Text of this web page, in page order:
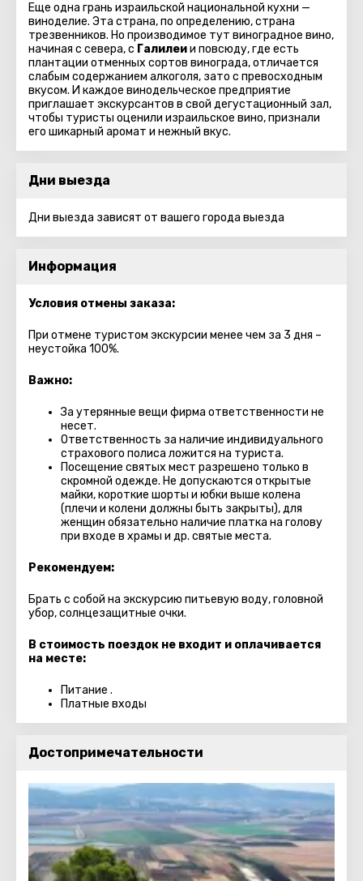
Еще одна грань израильской национальной кухни —
виноделие. Эта страна, по определению, страна
трезвенников. Но производимое тут виноградное вино,
начиная с севера, с Галилеии повсюду, где есть
плантации отменных сортов винограда, отличается
слабым содержанием алкоголя, зато с превосходным
вкусом. И каждое винодельческое предприятие
приглашает экскурсантов в свой дегустационный зал,
чтобы туристы оценили израильское вино, признали
его шикарный аромат и нежный вкус.
Дни выезда
Дни выезда зависят от вашего города выезда
Информация
Условия отмены заказа:
При отмене туристом экскурсии менее чем за 3 дня –
неустойка 100%.
Важно:
За утерянные вещи фирма ответственности не
несет.
Ответственность за наличие индивидуального
страхового полиса ложится на туриста.
Посещение святых мест разрешено только в
скромной одежде. Не допускаются открытые
майки, короткие шорты и юбки выше колена
(плечи и колени должны быть закрыты), для
женщин обязательно наличие платка на голову
при входе в храмы и др. святые места.
Рекомендуем:
Брать с собой на экскурсию питьевую воду, головной
убор, солнцезащитные очки.
В стоимость поездок не входит и оплачивается
на месте:
Питание .
Платные входы
Достопримечательности